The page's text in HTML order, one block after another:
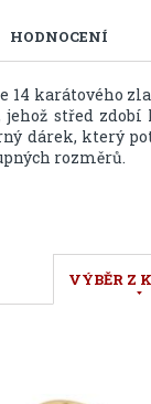
HODNOCENÍ
14 karátového
střed zdobí
dárek, který
rozměrů.
VÝBĚR Z